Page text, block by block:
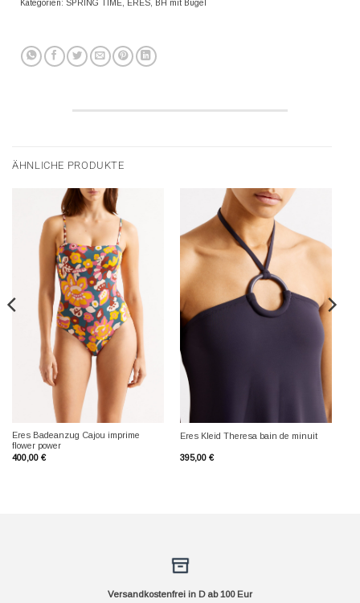
Kategorien: SPRING TIME ERES BH mit Bügel
ÄHNLICHE PRODUKTE
Eres Badeanzug Cajou imprime
flower power
400,00 €
Eres Kleid Theresa bain de minuit
395,00 €
Versandkostenfrei in D ab 100 Eur